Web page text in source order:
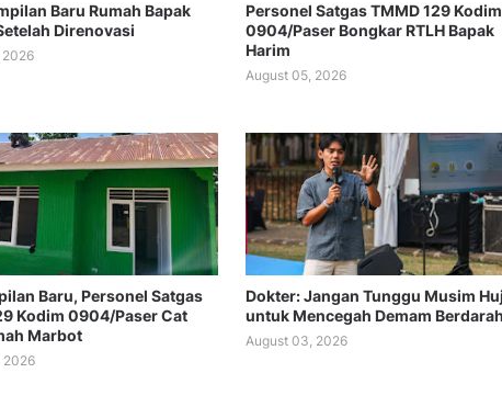
Baru Rumah Bapak
Direnovasi
2026
Personel Satgas TMMD 129 Kodim
0904/Paser Bongkar RTLH Bapak
Harim
August 05, 2026
Baru, Personel Satgas
Kodim 0904/Paser Cat
Marbot
2026
Dokter: Jangan Tunggu Musim
untuk Mencegah Demam Berdarah
August 03, 2026